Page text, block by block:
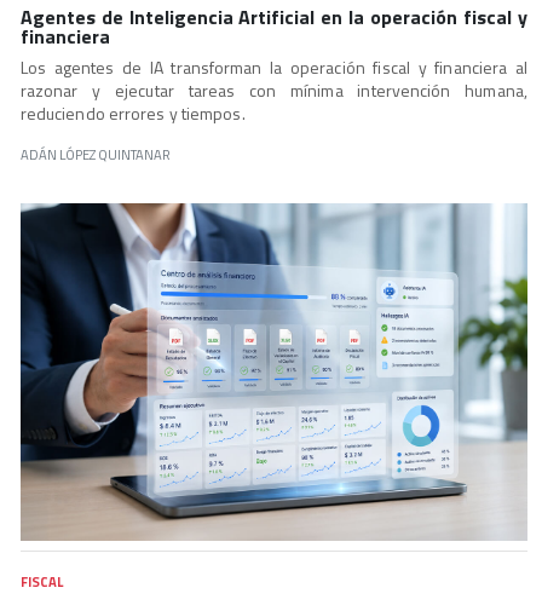
Agentes de Inteligencia Artificial en la operación fiscal y
financiera
Los agentes de IA transforman la operación fiscal y financiera al
razonar y ejecutar tareas con mínima intervención humana,
reduciendo errores y tiempos.
ADÁN LÓPEZ QUINTANAR
FISCAL